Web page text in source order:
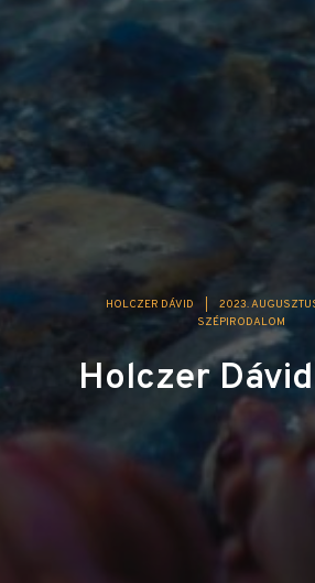
HOLCZER DÁVID 2023.
SZÉPIRODALOM
Holczer